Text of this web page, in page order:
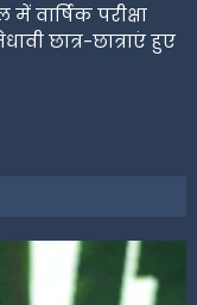
वार्षिक परीक्षा
छात्र-छात्राएं हुए